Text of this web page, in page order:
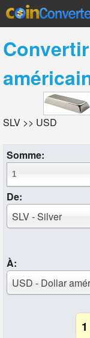
Convertir
SLV >> USD
Somme:
De:
SLV - Silver
À:
USD - Dollar